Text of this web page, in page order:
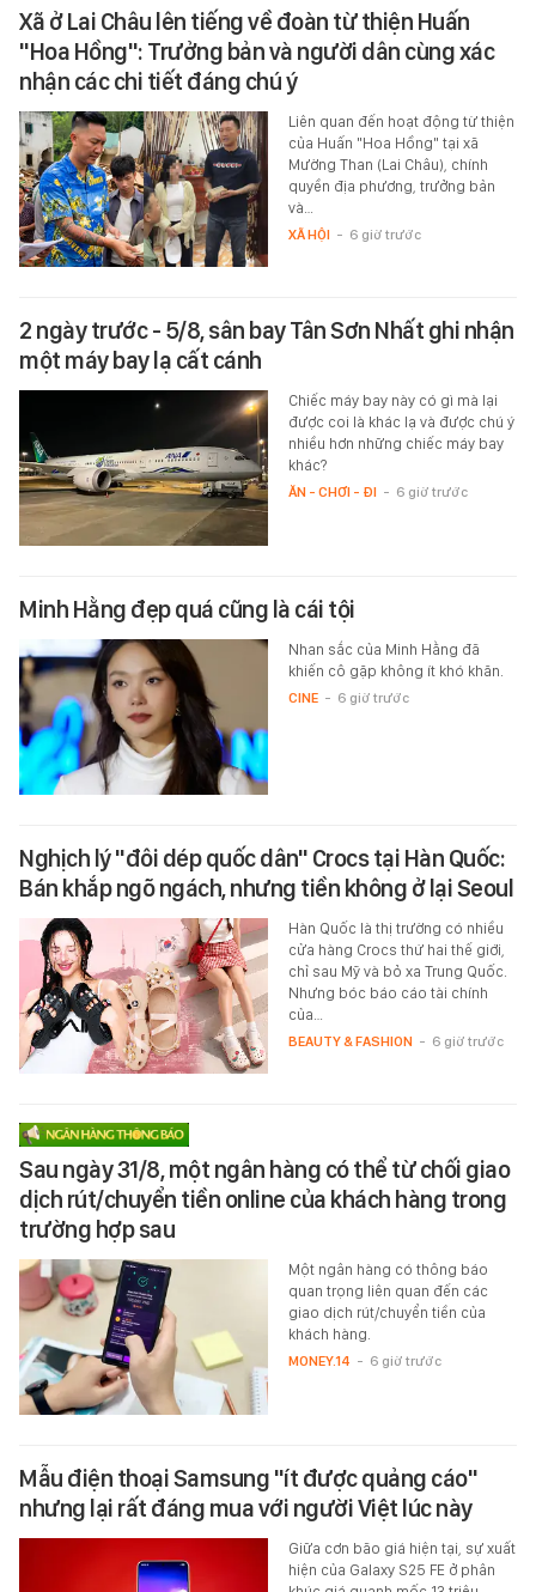
Xã ở Lai Châu lên tiếng về đoàn từ thiện Huấn
"Hoa Hồng": Trưởng bản và người dân cùng xác
nhận các chi tiết đáng chú ý
Liên quan đến hoạt động từ thiện
của Huấn "Hoa Hồng" tại xã
Mường Than (Lai Châu), chính
quyền địa phương, trưởng bản
và…
XÃ HỘI - 6 giờ trước
2 ngày trước - 5/8, sân bay Tân Sơn Nhất ghi nhận
một máy bay lạ cất cánh
Chiếc máy bay này có gì mà lại
được coi là khác lạ và được chú ý
nhiều hơn những chiếc máy bay
khác?
ĂN - CHƠI - ĐI - 6 giờ trước
Minh Hằng đẹp quá cũng là cái tội
Nhan sắc của Minh Hằng đã
khiến cô gặp không ít khó khăn.
CINE - 6 giờ trước
Nghịch lý "đôi dép quốc dân" Crocs tại Hàn Quốc:
Bán khắp ngõ ngách, nhưng tiền không ở lại Seoul
Hàn Quốc là thị trường có nhiều
cửa hàng Crocs thứ hai thế giới,
chỉ sau Mỹ và bỏ xa Trung Quốc.
Nhưng bóc báo cáo tài chính
của…
BEAUTY & FASHION - 6 giờ trước
Sau ngày 31/8, một ngân hàng có thể từ chối giao
dịch rút/chuyển tiền online của khách hàng trong
trường hợp sau
Một ngân hàng có thông báo
quan trọng liên quan đến các
giao dịch rút/chuyển tiền của
khách hàng.
MONEY.14 - 6 giờ trước
Mẫu điện thoại Samsung "ít được quảng cáo"
nhưng lại rất đáng mua với người Việt lúc này
Giữa cơn bão giá hiện tại, sự xuất
hiện của Galaxy S25 FE ở phân